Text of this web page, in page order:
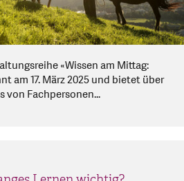
«Wissen am Mittag:
am 17. März 2025 und bietet über
von Fachpersonen...